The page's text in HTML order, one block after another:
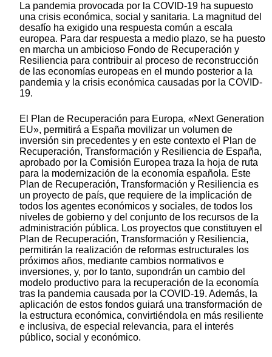
La pandemia provocada por la COVID-19 ha supuesto
una crisis económica, social y sanitaria. La magnitud del
desafío ha exigido una respuesta común a escala
europea. Para dar respuesta a medio plazo, se ha puesto
en marcha un ambicioso Fondo de Recuperación y
Resiliencia para contribuir al proceso de reconstrucción
de las economías europeas en el mundo posterior a la
pandemia y la crisis económica causadas por la COVID-
19.
El Plan de Recuperación para Europa, «Next Generation
EU», permitirá a España movilizar un volumen de
inversión sin precedentes y en este contexto el Plan de
Recuperación, Transformación y Resiliencia de España,
aprobado por la Comisión Europea traza la hoja de ruta
para la modernización de la economía española. Este
Plan de Recuperación, Transformación y Resiliencia es
un proyecto de país, que requiere de la implicación de
todos los agentes económicos y sociales, de todos los
niveles de gobierno y del conjunto de los recursos de la
administración pública. Los proyectos que constituyen el
Plan de Recuperación, Transformación y Resiliencia,
permitirán la realización de reformas estructurales los
próximos años, mediante cambios normativos e
inversiones, y, por lo tanto, supondrán un cambio del
modelo productivo para la recuperación de la economía
tras la pandemia causada por la COVID-19. Además, la
aplicación de estos fondos guiará una transformación de
la estructura económica, convirtiéndola en más resiliente
e inclusiva, de especial relevancia, para el interés
público, social y económico.